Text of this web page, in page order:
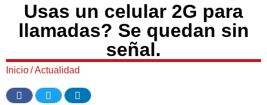
Usas un celular 2G para
llamadas? Se quedan sin
señal.
Inicio/Actualidad